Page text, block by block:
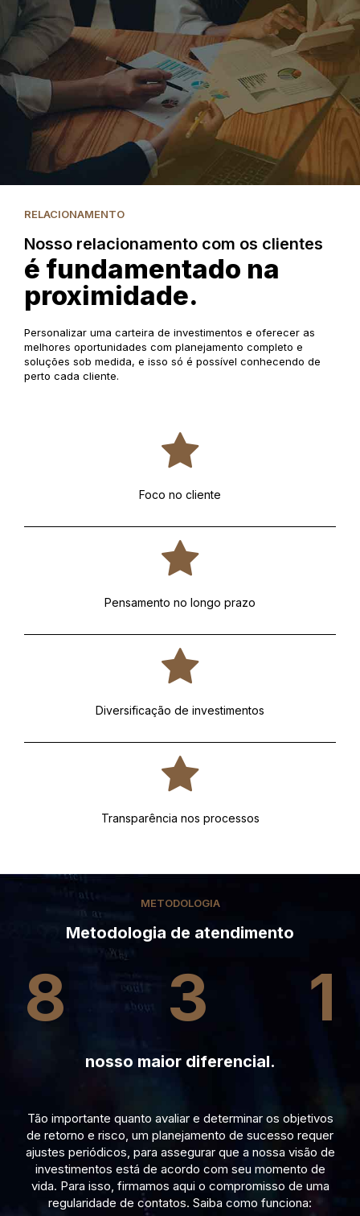
RELACIONAMENTO
Nosso relacionamento com os clientes
é fundamentado na
proximidade.
Personalizar uma carteira de investimentos e oferecer as
melhores oportunidades com planejamento completo e
soluções sob medida, e isso só é possível conhecendo de
perto cada cliente.
Foco no cliente
Pensamento no longo prazo
Diversificação de investimentos
Transparência nos processos
METODOLOGIA
Metodologia de atendimento
8 3 1
nosso maior diferencial.
Tão importante quanto avaliar e determinar os objetivos
de retorno e risco, um planejamento de sucesso requer
ajustes periódicos, para assegurar que a nossa visão de
investimentos está de acordo com seu momento de
vida. Para isso, firmamos aqui o compromisso de uma
regularidade de contatos. Saiba como funciona: